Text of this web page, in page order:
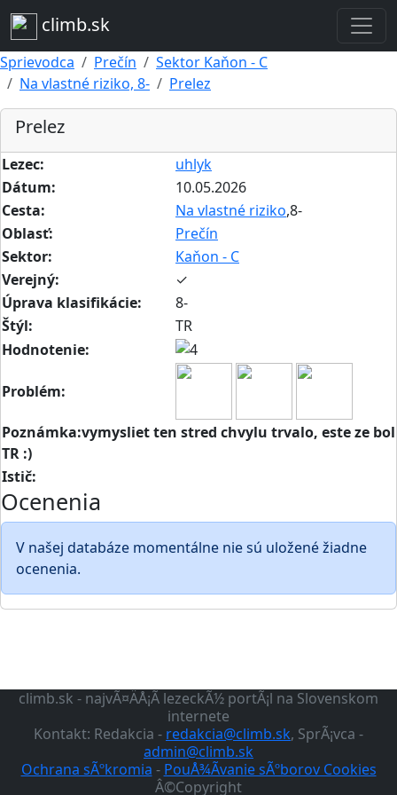
climb.sk
Sprievodca Prečín
Sektor Kaňon - C
Na vlastné riziko, 8-
Prelez
Prelez
Lezec:
uhlyk
Dátum:
10.05.2026
Cesta:
Na vlastné riziko,8-
Oblasť:
Prečín
Sektor:
Kaňon - C
Verejný:
✓
Úprava klasifikácie:
8-
Štýl:
TR
Hodnotenie:
Problém:
Poznámka:vymysliet ten stred chvylu trvalo, este ze bol
TR :)
Istič:
Ocenenia
V našej databáze momentálne nie sú uložené žiadne
ocenenia.
climb.sk - najvÃ¤ÄÅ¡Ã­ lezeckÃ½ portÃ¡l na Slovenskom
internete
Kontakt: Redakcia - redakcia@climb.sk, SprÃ¡vca -
admin@climb.sk
Ochrana sÃºkromia - PouÅ¾Ã­vanie sÃºborov Cookies
Â©Copyright